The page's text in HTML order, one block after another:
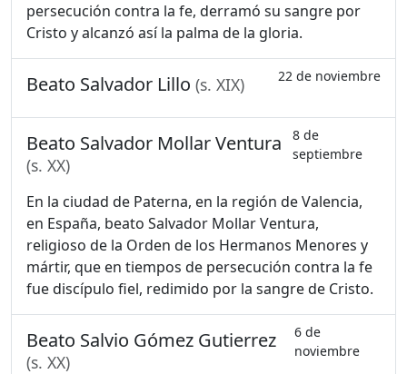
persecución contra la fe, derramó su sangre por
Cristo y alcanzó así la palma de la gloria.
Beato Salvador Lillo (s. XIX) 22 de noviembre
Beato Salvador Mollar Ventura
(s. XX)
8 de
septiembre
En la ciudad de Paterna, en la región de Valencia,
en España, beato Salvador Mollar Ventura,
religioso de la Orden de los Hermanos Menores y
mártir, que en tiempos de persecución contra la fe
fue discípulo fiel, redimido por la sangre de Cristo.
Beato Salvio Gómez Gutierrez
(s. XX)
6 de
noviembre